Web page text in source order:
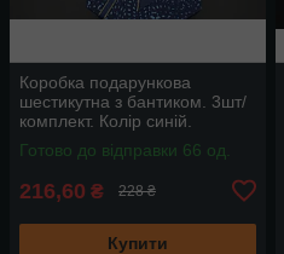
Коробка подарункова
шестикутна з бантиком. 3шт/
комплект. Колір синій.
19х10см
Готово до відправки 66 од.
216,60 ₴ 228 ₴
Купити